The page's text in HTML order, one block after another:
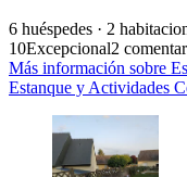
6 huéspedes · 2
10Excepcional2
Más información sobre
Estanque y Actividades